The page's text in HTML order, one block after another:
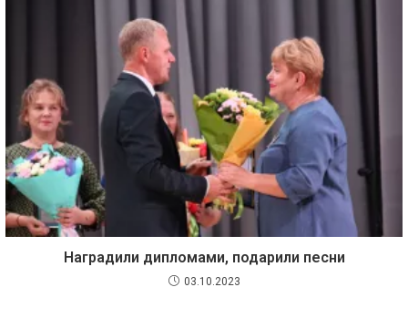
Наградили дипломами, подарили песни
03.10.2023